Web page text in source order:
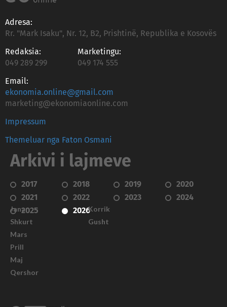
Adresa:
Rr. "Mark Isaku", Nr. 12, B2, Prishtinë, Republika e Kosovës
Redaksia:
049 289 299
Marketingu:
049 174 555
Email:
ekonomia.online@gmail.com
marketing@ekonomiaonline.com
Impressum
Themeluar nga Faton Osmani
Arkivi i lajmeve
2017 2018 2019
2020
2021
2022 2023
2024
2025
2026
Janar
Shkurt
Mars
Prill
Maj
Qershor
Korrik
Gusht